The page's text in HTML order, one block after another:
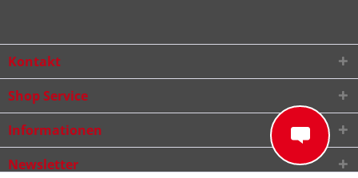
Kontakt
Shop Service
Informationen
Newsletter